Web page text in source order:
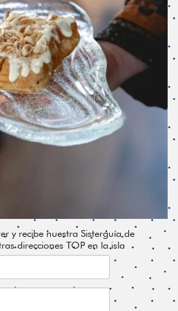
y recibe nuestra Sisterguía de
direcciones TOP en la isla